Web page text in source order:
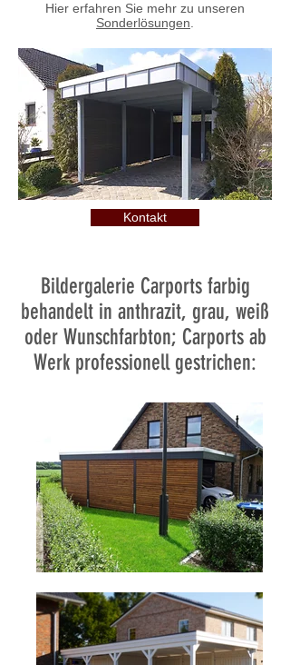
Hier erfahren Sie mehr zu unseren
Sonderlösungen
Kontakt
Bildergalerie Carports farbig
behandelt in anthrazit, grau, weiß
oder Wunschfarbton; Carports ab
Werk professionell gestrichen: